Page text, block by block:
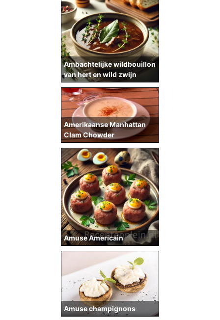
Ambachtelijke wildbouillon
van hert en wild zwijn
Amerikaanse Manhattan
Clam Chowder
Amuse Americain
Amuse champignons